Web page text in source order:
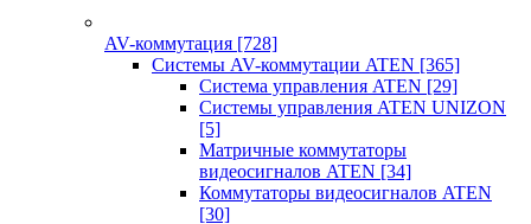
AV-коммутация [728]
Системы AV-коммутации ATEN [365]
Система управления ATEN [29]
Системы управления ATEN UNIZON
[5]
Матричные коммутаторы
видеосигналов ATEN [34]
Коммутаторы видеосигналов ATEN
[30]